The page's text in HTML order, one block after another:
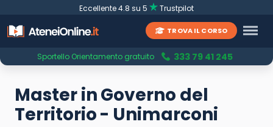
Eccellente 4.8 su 5 Trustpilot
TROVA IL CORSO
Sportello Orientamento gratuito 333 79 41 245
Master in Governo del
Territorio - Unimarconi